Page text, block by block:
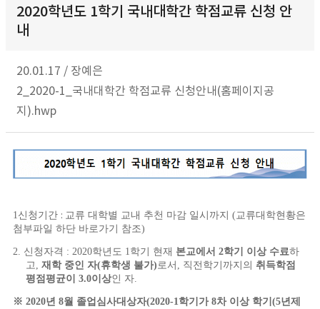
2020학년도 1학기 국내대학간 학점교류 신청 안
내
20.01.17 / 장예은
2_2020-1_국내대학간 학점교류 신청안내(홈페이지공
지).hwp
1신청기간 : 교류 대학별 교내 추천 마감 일시까지 (교류대학현황은
첨부파일 하단 바로가기 참조)
2. 신청자격 : 2020학년도 1학기 현재 본교에서 2학기 이상 수료하
고,재학 중인 자(휴학생 불가)로서 , 직전학기까지의 취득학점
평점평균이3.0이상인 자.
※ 2020년 8월 졸업심사대상자(2020-1학기가 8차 이상 학기 (5년제